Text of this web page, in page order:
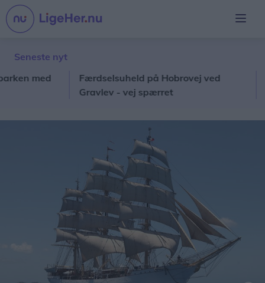
Seneste nyt
med
Færdselsuheld på Hobrovej ved
Gravlev - vej spærret